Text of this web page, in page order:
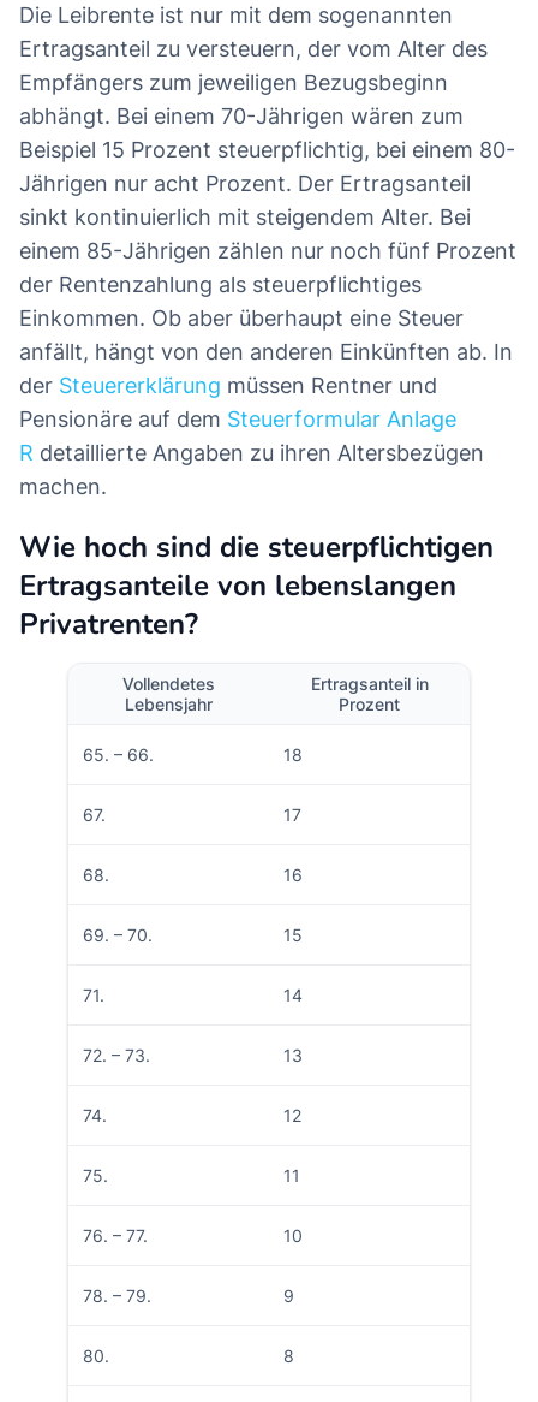
Die Leibrente ist nur mit dem sogenannten
Ertragsanteil zu versteuern, der vom Alter des
Empfängers zum jeweiligen Bezugsbeginn
abhängt. Bei einem 70-Jährigen wären zum
Beispiel 15 Prozent steuerpflichtig, bei einem 80-
Jährigen nur acht Prozent. Der Ertragsanteil
sinkt kontinuierlich mit steigendem Alter. Bei
einem 85-Jährigen zählen nur noch fünf Prozent
der Rentenzahlung als steuerpflichtiges
Einkommen. Ob aber überhaupt eine Steuer
anfällt, hängt von den anderen Einkünften ab. In
der Steuererklärung müssen Rentner und
Pensionäre auf dem Steuerformular Anlage
R detaillierte Angaben zu ihren Altersbezügen
machen.
Wie hoch sind die steuerpflichtigen
Ertragsanteile von lebenslangen
Privatrenten?
Vollendetes
Lebensjahr
Ertragsanteil in
Prozent
65. – 66. 18
67. 17
68. 16
69. – 70. 15
71. 14
72. – 73. 13
74. 12
75. 11
76. – 77. 10
78. – 79. 9
80. 8